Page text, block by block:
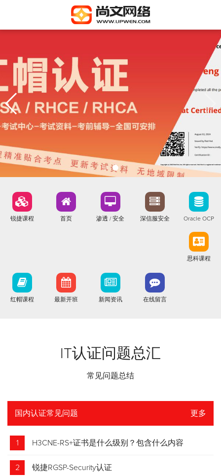
锐捷课程 首页 渗透 / 安全 深信服安全 Oracle OCP
思科课程
红帽课程 最新开班 新闻资讯 在线留言
IT认证问题总汇
常见问题总结
国内认证常见问题 更多
1 H3CNE-RS+证书是什么级别？包含什么内容
2 锐捷RGSP-Security认证